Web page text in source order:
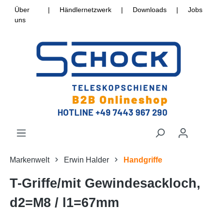
Über
uns
| Händlernetzwerk | Downloads | Jobs
Markenwelt Erwin Halder Handgriffe
T-Griffe/mit Gewindesackloch,
d2=M8 / l1=67mm